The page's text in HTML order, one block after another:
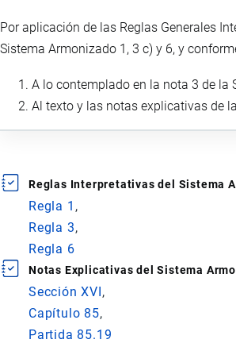
Por aplicación de las Reglas Generales
Sistema Armonizado 1, 3 c) y 6, y
A lo contemplado en la nota 3 de la
Al texto y las notas explicativas de
Reglas Interpretativas del Sistema
Regla 1
Regla 3
Regla 6
Notas Explicativas del Sistema
Sección XVI
Capítulo 85
Partida 85.19